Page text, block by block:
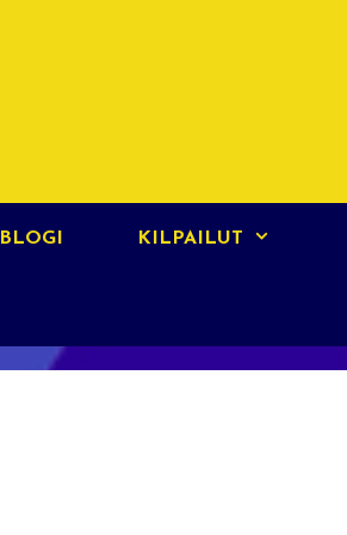
BLOGI KILPAILUT